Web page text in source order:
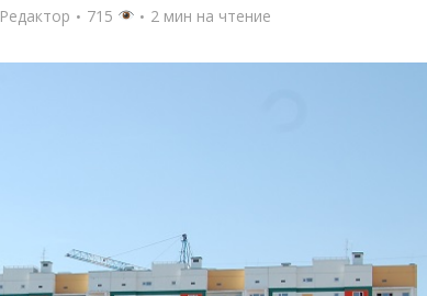
Редактор 715 2 мин на чтение